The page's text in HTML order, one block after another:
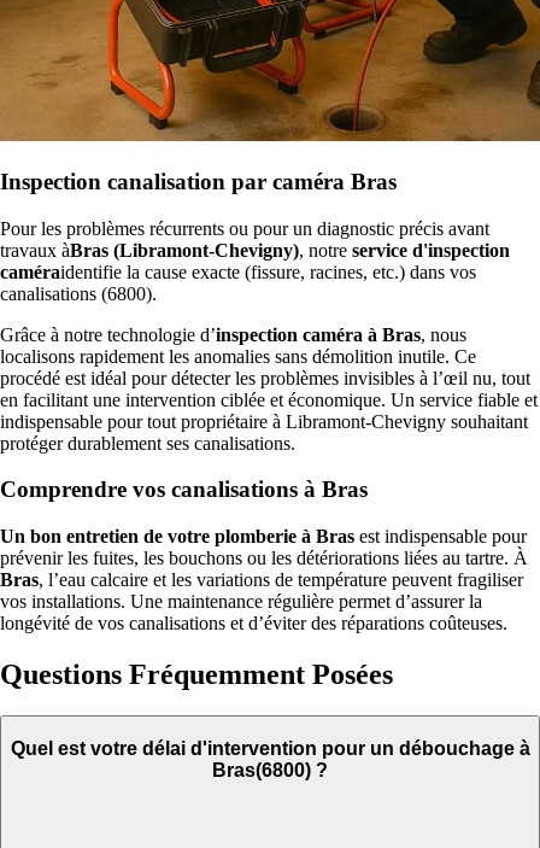
Inspection canalisation par caméra Bras
Pour les problèmes récurrents ou pour un diagnostic précis avant
travaux àBras (Libramont-Chevigny), notre service d'inspection
caméraidentifie la cause exacte (fissure, racines, etc.) dans vos
canalisations (6800).
Grâce à notre technologie d’inspection caméra à Bras, nous
localisons rapidement les anomalies sans démolition inutile. Ce
procédé est idéal pour détecter les problèmes invisibles à l’œil nu, tout
en facilitant une intervention ciblée et économique. Un service fiable et
indispensable pour tout propriétaire à Libramont-Chevigny souhaitant
protéger durablement ses canalisations.
Comprendre vos canalisations à Bras
Un bon entretien de votre plomberie à Bras est indispensable pour
prévenir les fuites, les bouchons ou les détériorations liées au tartre. À
Bras, l’eau calcaire et les variations de température peuvent fragiliser
vos installations. Une maintenance régulière permet d’assurer la
longévité de vos canalisations et d’éviter des réparations coûteuses.
Questions Fréquemment Posées
Quel est votre délai d'intervention pour un débouchage à
Bras(6800) ?